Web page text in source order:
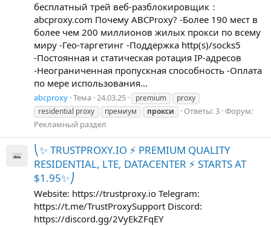
бесплатный трей веб-разблокировщик：
abcproxy.com Почему ABCProxy? -Более 190 мест в
более чем 200 миллионов жилых прокси по всему
миру -Гео-таргетинг -Поддержка http(s)/socks5
-Постоянная и статическая ротация IP-адресов
-Неограниченная пропускная способность -Оплата
по мере использования...
abcproxy Тема 24.03.25 premium
proxy
residential proxy
премиум прокси Ответы: 3 Форум:
Рекламный раздел
⎝✨ TRUSTPROXY.IO ⚡️ PREMIUM QUALITY
RESIDENTIAL, LTE, DATACENTER ⚡️ STARTS AT
$1.95✨⎠
Website: https://trustproxy.io Telegram:
https://t.me/TrustProxySupport Discord:
https://discord.gg/2VyEkZFqEY